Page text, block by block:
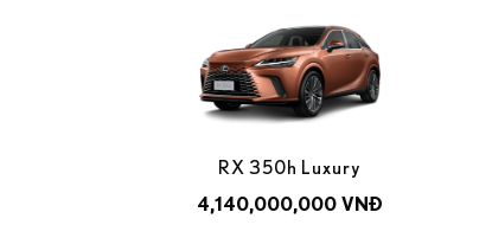
RX 350h Luxury
4,140,000,000 VNĐ